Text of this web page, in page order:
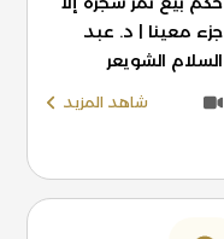
جزء معينا | د. عبد
السلام الشويعر
شاهد المزيد